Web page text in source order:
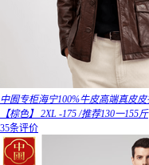
中囿专柜海宁100%牛皮高端真皮
【棕色】 2XL -175 /推荐130一155斤
35条评价